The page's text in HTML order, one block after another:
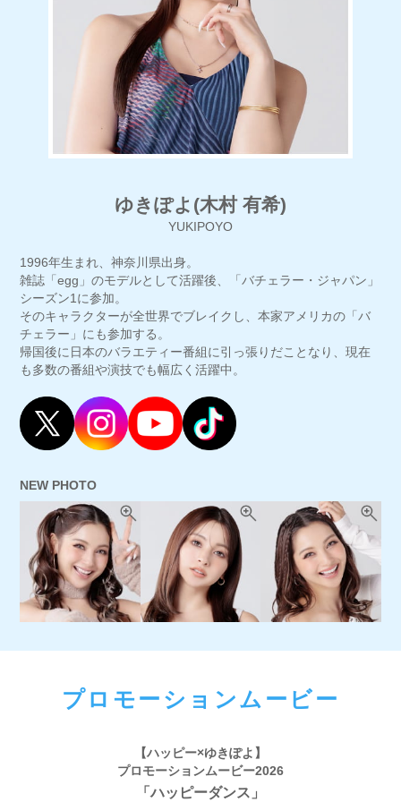
ゆきぽよ(木村 有希)
YUKIPOYO
1996年生まれ、神奈川県出身。
雑誌「egg」のモデルとして活躍後、「バチェラー・ジャパン」
シーズン1に参加。
そのキャラクターが全世界でブレイクし、本家アメリカの「バ
チェラー」にも参加する。
帰国後に日本のバラエティー番組に引っ張りだことなり、現在
も多数の番組や演技でも幅広く活躍中。
NEW PHOTO
プロモーションムービー
【ハッピー×ゆきぽよ】
プロモーションムービー2026
「ハッピーダンス」